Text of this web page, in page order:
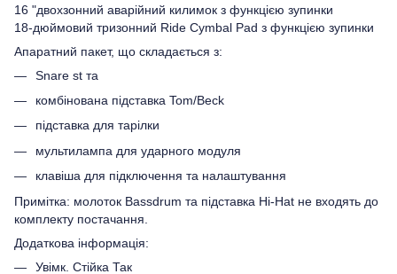
16 "двохзонний аварійний килимок з функцією зупинки
18-дюймовий тризонний Ride Cymbal Pad з функцією зупинки
Апаратний пакет, що складається з:
Snare st та
комбінована підставка Tom/Beck
підставка для тарілки
мультилампа для ударного модуля
клавіша для підключення та налаштування
Примітка: молоток Bassdrum та підставка Hi-Hat не входять до
комплекту постачання.
Додаткова інформація:
Увімк. Стійка Так